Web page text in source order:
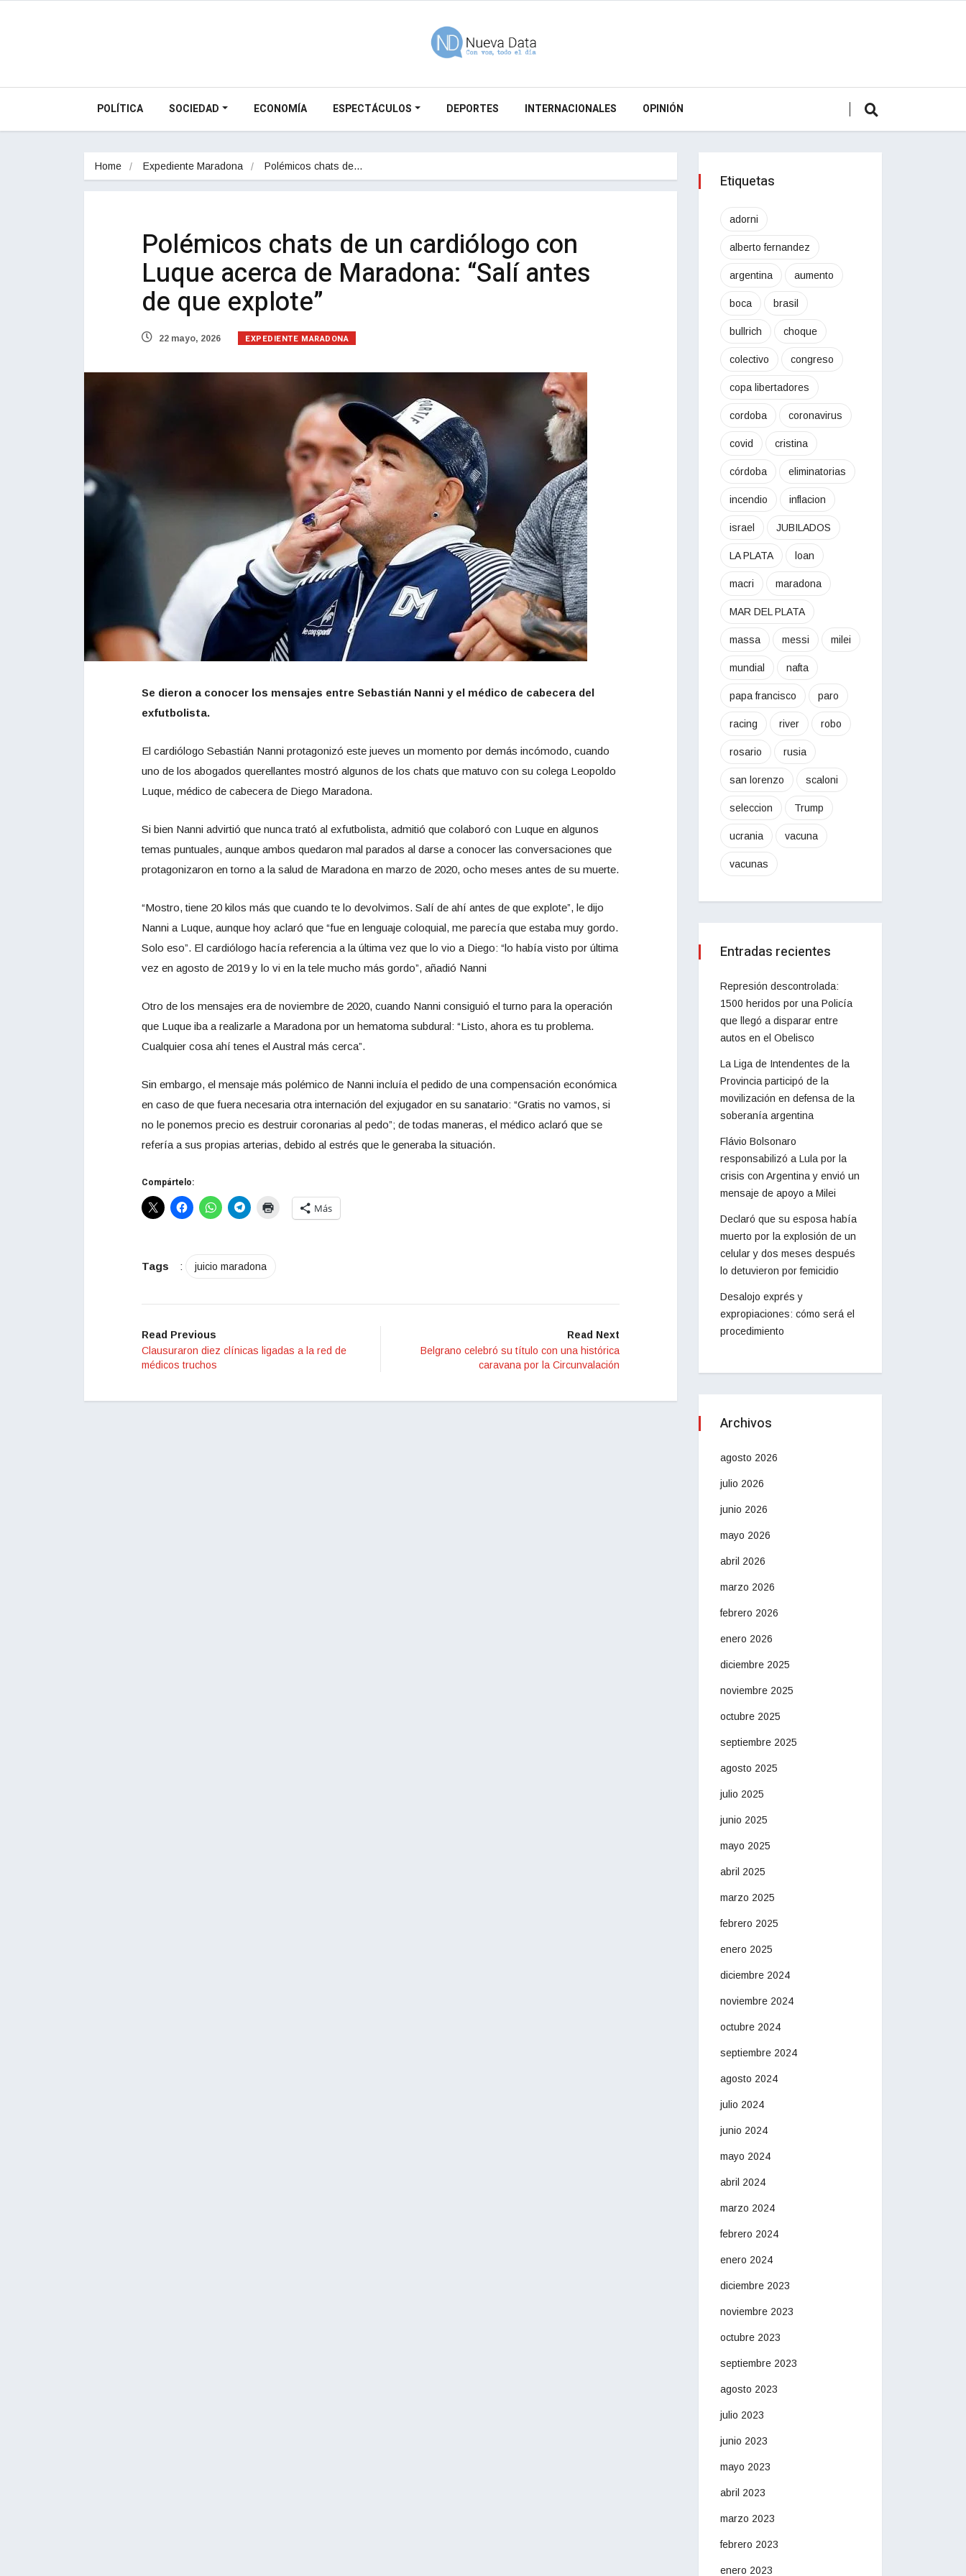
POLÍTICA SOCIEDAD ECONOMÍA ESPECTÁCULOS DEPORTES INTERNACIONALES OPINIÓN
Home Expediente Maradona Polémicos chats de…
Polémicos chats de un cardiólogo con
Luque acerca de Maradona: “Salí antes
de que explote”
22 mayo, 2026 EXPEDIENTE MARADONA
Se dieron a conocer los mensajes entre Sebastián Nanni y el médico de cabecera del
exfutbolista.
El cardiólogo Sebastián Nanni protagonizó este jueves un momento por demás incómodo, cuando
uno de los abogados querellantes mostró algunos de los chats que matuvo con su colega Leopoldo
Luque, médico de cabecera de Diego Maradona.
Si bien Nanni advirtió que nunca trató al exfutbolista, admitió que colaboró con Luque en algunos
temas puntuales, aunque ambos quedaron mal parados al darse a conocer las conversaciones que
protagonizaron en torno a la salud de Maradona en marzo de 2020, ocho meses antes de su muerte.
“Mostro, tiene 20 kilos más que cuando te lo devolvimos. Salí de ahí antes de que explote”, le dijo
Nanni a Luque, aunque hoy aclaró que “fue en lenguaje coloquial, me parecía que estaba muy gordo.
Solo eso”. El cardiólogo hacía referencia a la última vez que lo vio a Diego: “lo había visto por última
vez en agosto de 2019 y lo vi en la tele mucho más gordo”, añadió Nanni
Otro de los mensajes era de noviembre de 2020, cuando Nanni consiguió el turno para la operación
que Luque iba a realizarle a Maradona por un hematoma subdural: “Listo, ahora es tu problema.
Cualquier cosa ahí tenes el Austral más cerca”.
Sin embargo, el mensaje más polémico de Nanni incluía el pedido de una compensación económica
en caso de que fuera necesaria otra internación del exjugador en su sanatario: “Gratis no vamos, si
no le ponemos precio es destruir coronarias al pedo”; de todas maneras, el médico aclaró que se
refería a sus propias arterias, debido al estrés que le generaba la situación.
Compártelo:
Más
Tags : juicio maradona
Read Previous
Clausuraron diez clínicas ligadas a la red de
médicos truchos
Read Next
Belgrano celebró su título con una histórica
caravana por la Circunvalación
Etiquetas
adorni
alberto fernandez
argentina aumento
boca brasil
bullrich choque
colectivo congreso
copa libertadores
cordoba coronavirus
covid cristina
córdoba eliminatorias
incendio inflacion
israel JUBILADOS
LA PLATA loan
macri maradona
MAR DEL PLATA
massa messi milei
mundial nafta
papa francisco paro
racing river robo
rosario rusia
san lorenzo scaloni
seleccion Trump
ucrania vacuna
vacunas
Entradas recientes
Represión descontrolada:
1500 heridos por una Policía
que llegó a disparar entre
autos en el Obelisco
La Liga de Intendentes de la
Provincia participó de la
movilización en defensa de la
soberanía argentina
Flávio Bolsonaro
responsabilizó a Lula por la
crisis con Argentina y envió un
mensaje de apoyo a Milei
Declaró que su esposa había
muerto por la explosión de un
celular y dos meses después
lo detuvieron por femicidio
Desalojo exprés y
expropiaciones: cómo será el
procedimiento
Archivos
agosto 2026
julio 2026
junio 2026
mayo 2026
abril 2026
marzo 2026
febrero 2026
enero 2026
diciembre 2025
noviembre 2025
octubre 2025
septiembre 2025
agosto 2025
julio 2025
junio 2025
mayo 2025
abril 2025
marzo 2025
febrero 2025
enero 2025
diciembre 2024
noviembre 2024
octubre 2024
septiembre 2024
agosto 2024
julio 2024
junio 2024
mayo 2024
abril 2024
marzo 2024
febrero 2024
enero 2024
diciembre 2023
noviembre 2023
octubre 2023
septiembre 2023
agosto 2023
julio 2023
junio 2023
mayo 2023
abril 2023
marzo 2023
febrero 2023
enero 2023